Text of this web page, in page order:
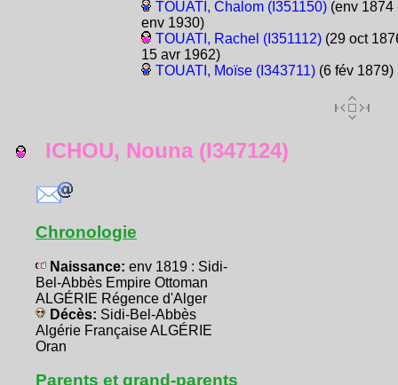
TOUATI, Chalom (I351150)(env 1874
env 1930)
TOUATI, Rachel (I351112)(29 oct
15 avr 1962)
TOUATI, Moïse (I343711)(6 fév 1879)
ICHOU, Nouna (I347124)
Chronologie
Naissance: env 1819 : Sidi-
Bel-Abbès Empire Ottoman
ALGÉRIE Régence d'Alger
Décès: Sidi-Bel-Abbès
Algérie Française ALGÉRIE
Oran
Parents et grand-parents